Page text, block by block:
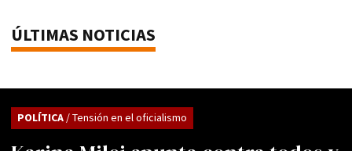
ÚLTIMAS NOTICIAS
POLÍTICA/ Tensión en el oficialismo